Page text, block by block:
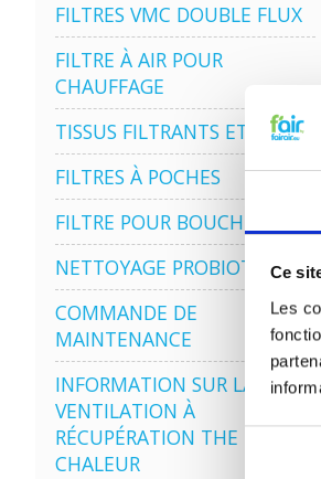
Ce
Les
FILTRES VMC DOUBLE FLUX
FILTRE À AIR POUR
CHAUFFAGE
TISSUS FILTRANTS ET MATS
FILTRES À POCHES
FILTRE POUR BOUCHE
NETTOYAGE PROBIOTIQUE
COMMANDE DE
MAINTENANCE
INFORMATION SUR LA
VENTILATION À
RÉCUPÉRATION THE
CHALEUR